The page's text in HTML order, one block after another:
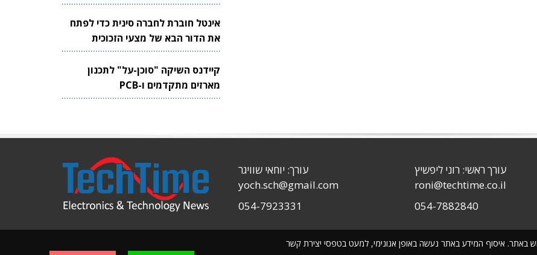
אינטל חוברת לחברה סינית כדי לפתח
את הדור הבא של מצעי הזכוכית
לשבבים
קיידנס השיקה "סוכן-על" לתכנון
מארזים מתקדמים ו-PCB
באתר. איסוף המידע באתר נעשה באופן אנונימי, למעט בטפסי יצירת קשר
עורך ראשי: רוני ליפשיץ
roni@techtime.co.il
054-7882840
עורך: יוחאי שוויגר
yoch.sch@gmail.com
054-7923331